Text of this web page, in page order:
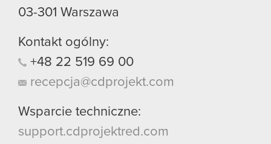
03-301 Warszawa
Kontakt ogólny:
+48 22 519 69 00
recepcja@cdprojekt.com
Wsparcie techniczne:
support.cdprojektred.com